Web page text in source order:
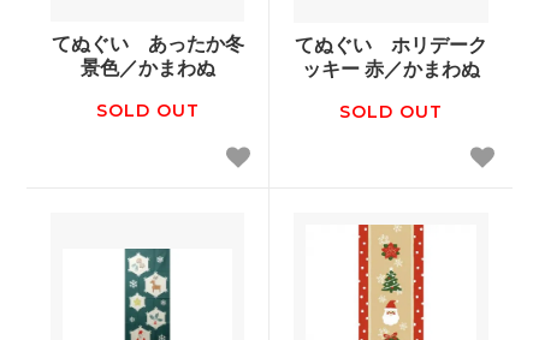
てぬぐい あったか冬
景色／かまわぬ
SOLD OUT
てぬぐい ホリデーク
ッキー 赤／かまわぬ
SOLD OUT